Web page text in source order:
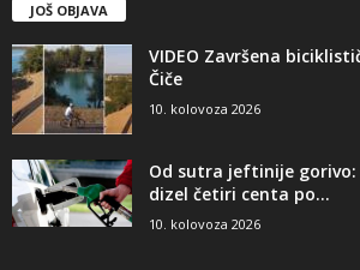
JOŠ OBJAVA
VIDEO Završena
Čiče
10. kolovoza 2026
Od sutra jeftinije gorivo:
dizel četiri centa po...
10. kolovoza 2026